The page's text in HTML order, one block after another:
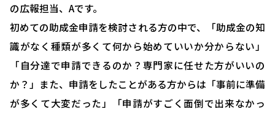
の広報担当、Aです。
初めての助成金申請を検討される方の中で、「助成金の知
識がなく種類が多くて何から始めていいか分からない」
「自分達で申請できるのか？専門家に任せた方がいいの
か？」また、申請をしたことがある方からは「事前に準備
が多くて大変だった」「申請がすごく面倒で出来なかっ